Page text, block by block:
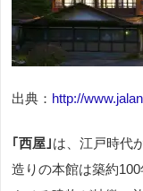
出典： http://
｢西屋｣は、江戸時代
造りの本館は築約